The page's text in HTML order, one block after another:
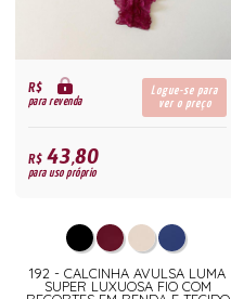
R$
para revenda
Logue-se para
ver o preço
R$43,80
para uso próprio
192 - CALCINHA AVULSA LUMA
SUPER LUXUOSA FIO COM